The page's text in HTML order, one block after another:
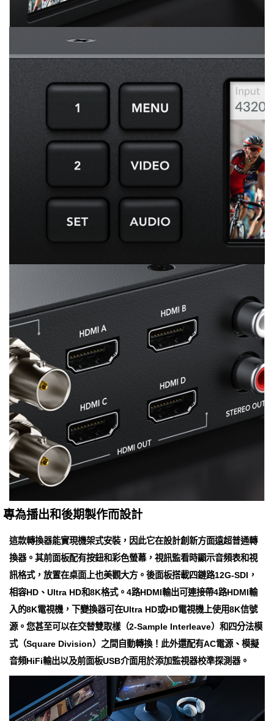
專為播出和後期製作而設計
這款轉換器能實現機架式安裝，因此它在設計創新方面遠超普通轉
換器。其前面板配有按鈕和彩色螢幕，視訊監看時顯示音頻表和視
訊格式，放置在桌面上也美觀大方。後面板搭載四鏈路12G-SDI，
相容HD、Ultra HD和8K格式。4路HDMI輸出可連接帶4路HDMI輸
入的8K電視機，下變換器可在Ultra HD或HD電視機上使用8K信號
源。您甚至可以在交替雙取樣（2-Sample Interleave）和四分法模
式（Square Division）之間自動轉換！此外還配有AC電源、模擬
音頻HiFi輸出以及前面板USB介面用於添加監視器校準探測器。